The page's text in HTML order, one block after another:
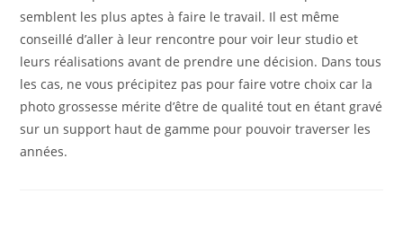
semblent les plus aptes à faire le travail. Il est même
conseillé d’aller à leur rencontre pour voir leur studio et
leurs réalisations avant de prendre une décision. Dans tous
les cas, ne vous précipitez pas pour faire votre choix car la
photo grossesse mérite d’être de qualité tout en étant gravé
sur un support haut de gamme pour pouvoir traverser les
années.